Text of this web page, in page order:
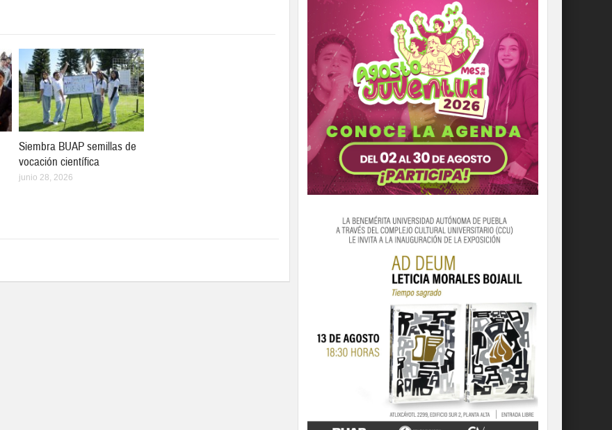
Siembra BUAP semillas de
vocación científica
junio 28, 2026